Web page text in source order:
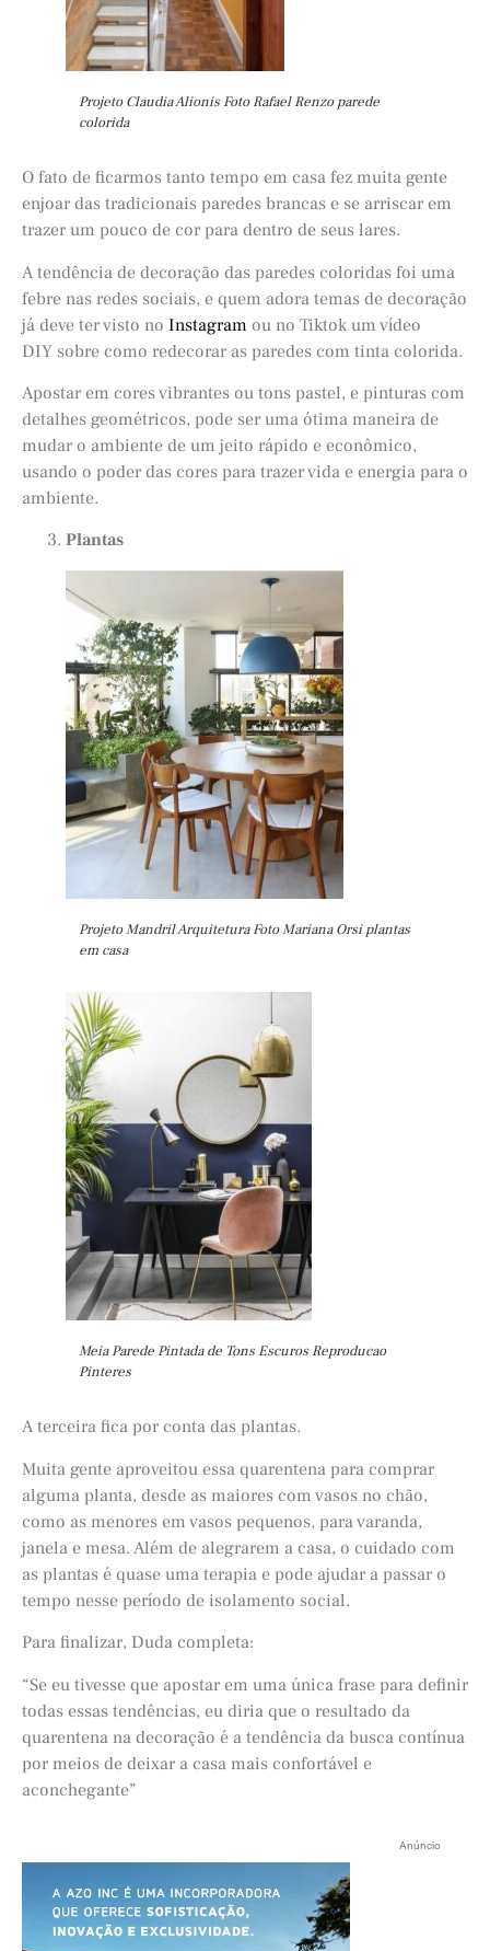
Projeto Claudia Alionis Foto Rafael Renzo parede
colorida
O fato de ficarmos tanto tempo em casa fez muita gente
enjoar das tradicionais paredes brancas e se arriscar em
trazer um pouco de cor para dentro de seus lares.
A tendência de decoração das paredes coloridas foi uma
febre nas redes sociais, e quem adora temas de decoração
já deve ter visto no Instagram ou no Tiktok um vídeo
DIY sobre como redecorar as paredes com tinta colorida.
Apostar em cores vibrantes ou tons pastel, e pinturas com
detalhes geométricos, pode ser uma ótima maneira de
mudar o ambiente de um jeito rápido e econômico,
usando o poder das cores para trazer vida e energia para o
ambiente.
Plantas
Projeto Mandril Arquitetura Foto Mariana Orsi plantas
em casa
Meia Parede Pintada de Tons Escuros Reproducao
Pinteres
A terceira fica por conta das plantas.
Muita gente aproveitou essa quarentena para comprar
alguma planta, desde as maiores com vasos no chão,
como as menores em vasos pequenos, para varanda,
janela e mesa. Além de alegrarem a casa, o cuidado com
as plantas é quase uma terapia e pode ajudar a passar o
tempo nesse período de isolamento social.
Para finalizar, Duda completa:
“Se eu tivesse que apostar em uma única frase para definir
todas essas tendências, eu diria que o resultado da
quarentena na decoração é a tendência da busca contínua
por meios de deixar a casa mais confortável e
aconchegante”
Anúncio